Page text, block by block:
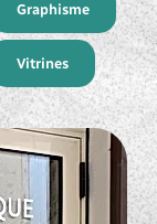
Graphisme
Vitrines